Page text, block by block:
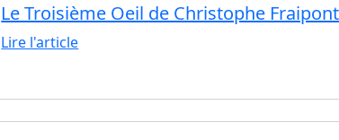
Le Troisième Oeil de Christophe Fraipont
Lire l'article